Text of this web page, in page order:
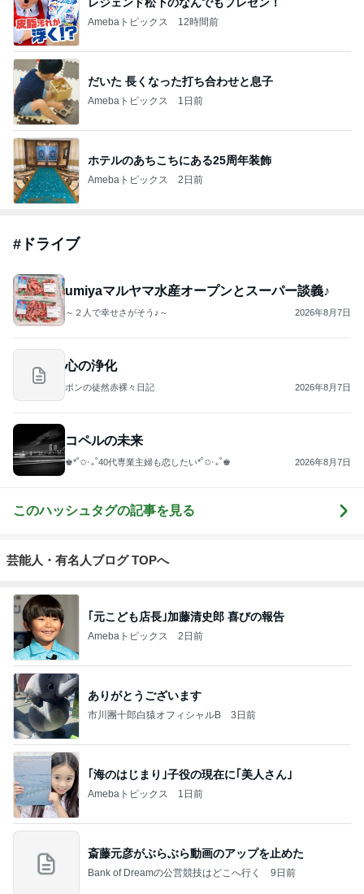
Amebaトピックス 12時間前
だいた 長くなった打ち合わせと息子
Amebaトピックス 1日前
ホテルのあちこちにある25周年装飾
Amebaトピックス 2日前
# ドライブ
umiyaマルヤマ水産オープンとスーパー談義♪
～２人で幸せさがそう♪～ 2026年8月7日
心の浄化
ポンの徒然赤裸々日記 2026年8月7日
コペルの未来
♚︎*˚✩︎‧₊˚40代専業主婦も恋したい*˚✩︎‧₊˚♚︎ 2026年8月7日
このハッシュタグの記事を見る
芸能人・有名人ブログ TOPへ
｢元こども店長｣加藤清史郎 喜びの報告
Amebaトピックス 2日前
ありがとうございます
市川團十郎白猿オフィシャルB 3日前
｢海のはじまり｣子役の現在に｢美人さん｣
Amebaトピックス 1日前
斎藤元彦がぶらぶら動画のアップを止めた
Bank of Dreamの公営競技はどこへ行く 9日前